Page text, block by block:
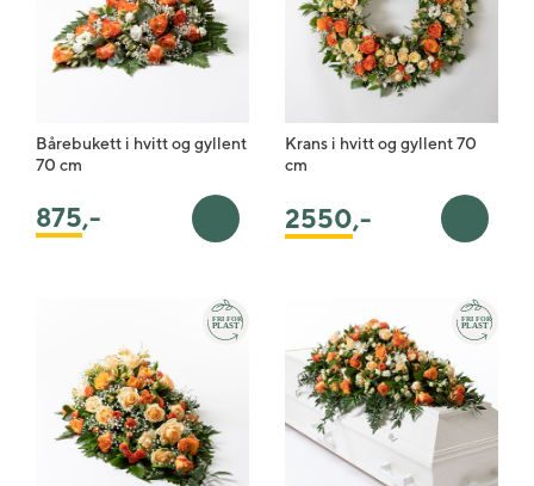
Bårebukett i hvitt og gyllent
70 cm
875,- Legg i handlekurv
Krans i hvitt og gyllent 70
cm
2550,- Legg i